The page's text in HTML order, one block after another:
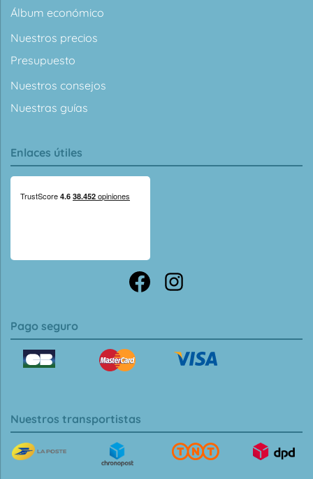
Álbum económico
Nuestros precios
Presupuesto
Nuestros consejos
Nuestras guías
Enlaces útiles
Pago seguro
Nuestros transportistas